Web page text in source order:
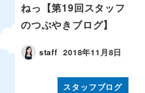
ねっ【第19回スタッフ
のつぶやきブログ】
staff 2018年11月8日
スタッフブログ